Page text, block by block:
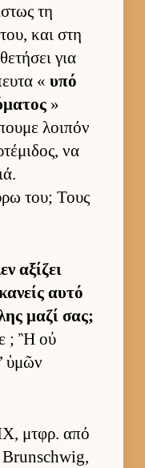
τη
και στη
για
« υπό
»
λοι­πόν
να
του; Τους
αξίζει
αυτό
μαζί σας;
; Ἢ οὐ
ὑμῶν
μτ­φρ. από
Brunschwig,